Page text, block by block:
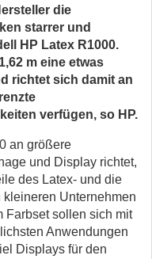
die
starrer und
HP Latex R1000.
m eine etwas
richtet sich damit an
verfügen, so HP.
an größere
und Display richtet,
des Latex- und die
Unternehmen
Farbset sollen sich mit
Anwendungen
Displays für den